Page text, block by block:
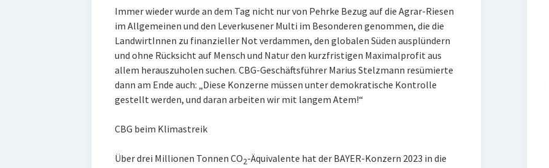
Immer wieder wurde an dem Tag nicht nur von Pehrke Bezug auf die Agrar-Riesen
im Allgemeinen und den Leverkusener Multi im Besonderen genommen, die die
LandwirtInnen zu finanzieller Not verdammen, den globalen Süden ausplündern
und ohne Rücksicht auf Mensch und Natur den kurzfristigen Maximalprofit aus
allem herauszuholen suchen. CBG-Geschäftsführer Marius Stelzmann resümierte
dann am Ende auch: „Diese Konzerne müssen unter demokratische Kontrolle
gestellt werden, und daran arbeiten wir mit langem Atem!“
CBG beim Klimastreik
Über drei Millionen Tonnen CO2-Äquivalente hat der BAYER-Konzern 2023 in die